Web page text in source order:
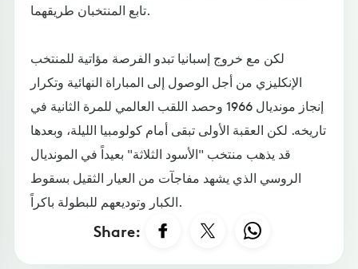
تابع المنتخبان طريقهما.
لكن مع خروج إسبانيا تبدو الفرصة مؤاتية للمنتخب
الإنكليزي من أجل الوصول إلى المباراة النهائية وتكرار
إنجاز مونديال 1966 وحصد اللقب العالمي للمرة الثانية في
تاريخه. لكن العقبة الأولى تبقى أمام كولومبيا الليلة، وبعدها
قد يذهب منتخب "الأسود الثلاثة" بعيداً في المونديال
الروسي الذي يشهد مفاجآت من العيار الثقيل بسقوط
الكبار وتوديعهم للبطولة باكراً.
Share: